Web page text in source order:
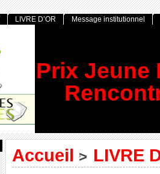
Prix Jeune
Accueil > LIVRE
LIVRE D’OR Message institutionnel